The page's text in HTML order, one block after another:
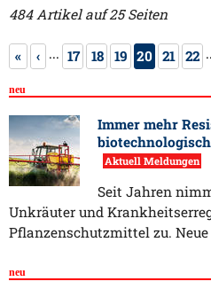
484 Artikel auf 25 Seiten
« ‹ ... 17 18 19 20 21 22
neu
Immer mehr
Aktuell Meldungen
Seit Jahren
Unkräuter und
Pflanzenschutzmittel zu.
neu